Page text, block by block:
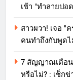
เช้า "ทำลายปอ
สาวผวา! เจอ "
คนทำถึงกับพูด
7 สัญญาณเตือน
หรือไม่? : เช็กข่